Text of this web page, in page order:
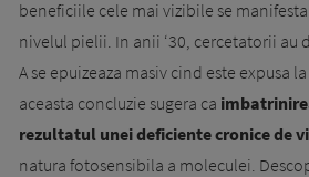
be­neficiile cele mai vizibile se
nivelul pielii. In anii ‘30, cercetatorii au
A se epuizeaza masiv cind este expusa
aceasta concluzie sugera ca
rezultatul unei deficiente cronice de
natura fotosensibila a moleculei.